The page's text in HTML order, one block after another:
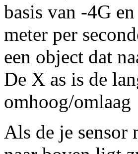
basis van -4G
meter per
een object dat
De X as is de
omhoog/omlaag
Als de je